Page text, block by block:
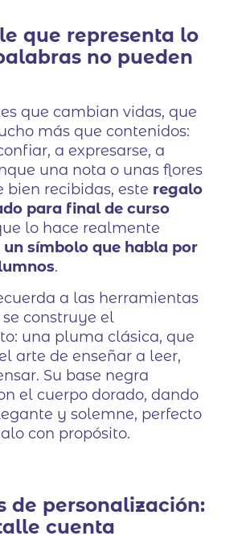
que representa lo
no pueden
que cambian vidas, que
más que contenidos:
a expresarse, a
una nota o unas flores
bien recibidas, este regalo
para final de curso
lo hace realmente
un símbolo que habla por
.
a las herramientas
construye el
una pluma clásica, que
arte de enseñar a leer,
Su base negra
el cuerpo dorado, dando
y solemne, perfecto
con propósito.
de personalización:
cuenta